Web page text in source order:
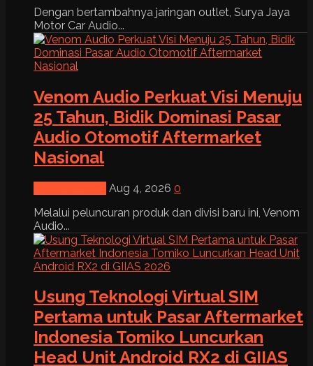
Dengan bertambahnya jaringan outlet, Surya Jaya
Motor Car Audio...
Venom Audio Perkuat Visi Menuju
25 Tahun, Bidik Dominasi Pasar
Audio Otomotif Aftermarket
Nasional
Aug 4, 2026 0
Melalui peluncuran produk dan divisi baru ini, Venom
Audio...
Usung Teknologi Virtual SIM
Pertama untuk Pasar Aftermarket
Indonesia Tomiko Luncurkan
Head Unit Android RX2 di GIIAS